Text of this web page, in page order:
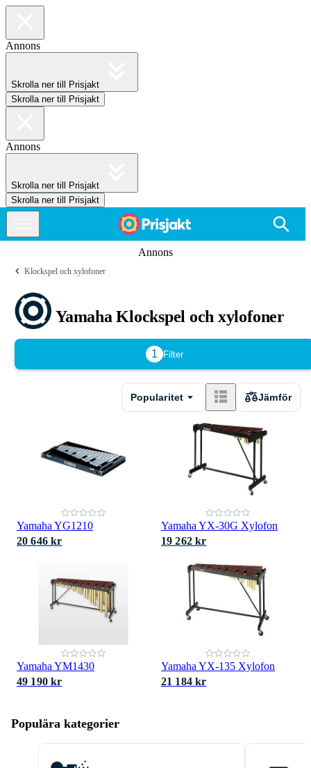
Annons
Skrolla ner till Prisjakt
Skrolla ner till Prisjakt
Annons
Skrolla ner till Prisjakt
Skrolla ner till Prisjakt
Annons
Klockspel och xylofoner
Yamaha Klockspel och xylofoner
1 Filter
Popularitet Jämför
Yamaha YG1210
20 646 kr
Yamaha YX-30G Xylofon
19 262 kr
Yamaha YM1430
49 190 kr
Yamaha YX-135 Xylofon
21 184 kr
Populära kategorier